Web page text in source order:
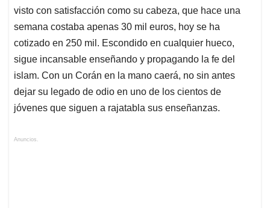
visto con satisfacción como su cabeza, que hace una
semana costaba apenas 30 mil euros, hoy se ha
cotizado en 250 mil. Escondido en cualquier hueco,
sigue incansable enseñando y propagando la fe del
islam. Con un Corán en la mano caerá, no sin antes
dejar su legado de odio en uno de los cientos de
jóvenes que siguen a rajatabla sus enseñanzas.
Anuncios.